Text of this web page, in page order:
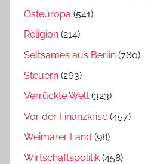
Osteuropa (541)
Religion (214)
Seltsames aus Berlin (760)
Steuern (263)
Verrückte Welt (323)
Vor der Finanzkrise (457)
Weimarer Land (98)
Wirtschaftspolitik (458)